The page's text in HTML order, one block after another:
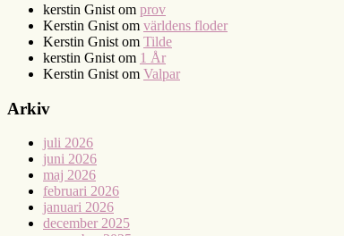
kerstin Gnist om prov
Kerstin Gnist om världens floder
Kerstin Gnist om Tilde
kerstin Gnist om 1 År
Kerstin Gnist om Valpar
Arkiv
juli 2026
juni 2026
maj 2026
februari 2026
januari 2026
december 2025